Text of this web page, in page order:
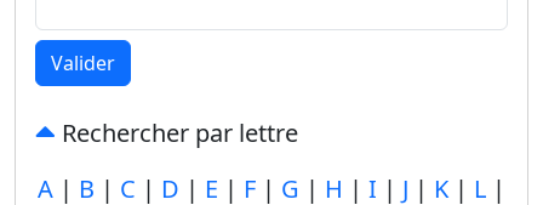
Valider
Rechercher par lettre
A | B | C | D | E | F | G | H | I | J | K | L |